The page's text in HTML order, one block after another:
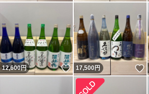
12,600円 いいね！
17,500円